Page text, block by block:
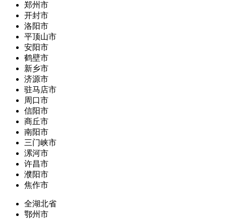
郑州市
开封市
洛阳市
平顶山市
安阳市
鹤壁市
新乡市
济源市
驻马店市
周口市
信阳市
商丘市
南阳市
三门峡市
漯河市
许昌市
濮阳市
焦作市
全湖北省
鄂州市